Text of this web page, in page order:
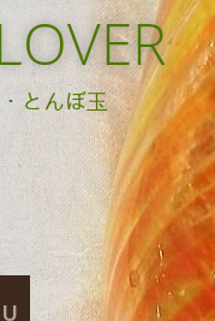
・とんぼ玉